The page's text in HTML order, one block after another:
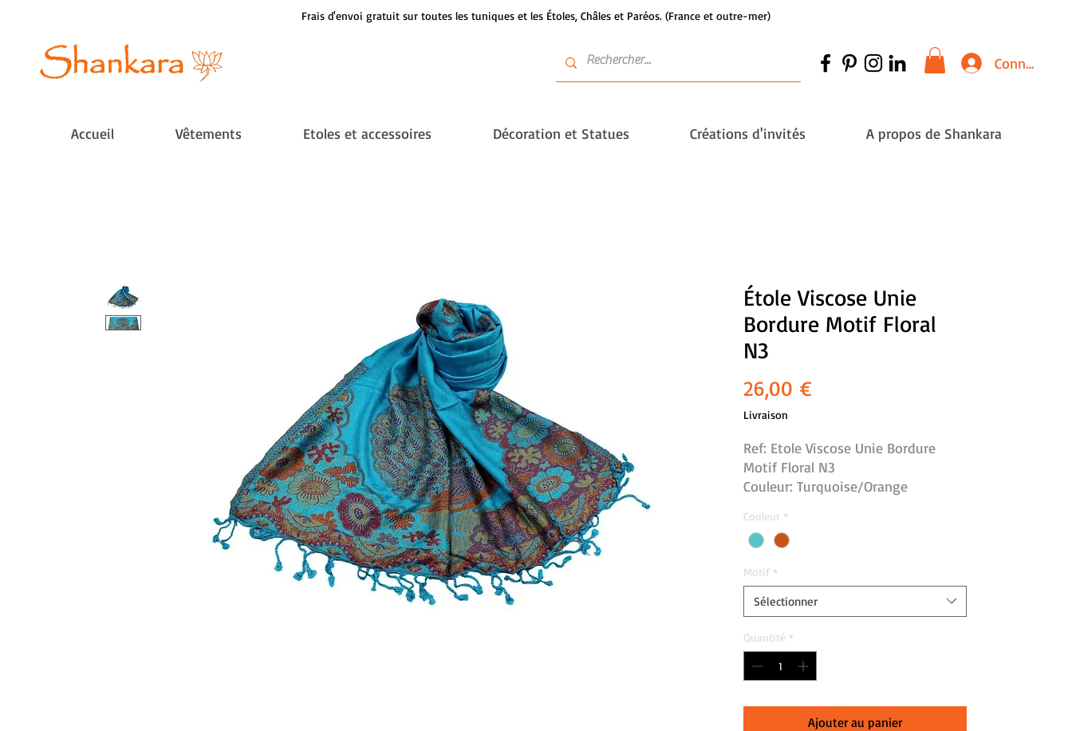
Frais d'envoi gratuit sur toutes les tuniques et les Étoles, Châles et Paréos. (France et outre-mer)
Connexion
Accueil Vêtements Etoles et accessoires Décoration et Statues Créations d'invités A propos de Shankara
Étole Viscose Unie
Bordure Motif Floral
N3
26,00 €
Livraison
Ref: Etole Viscose Unie Bordure
Motif Floral N3
Couleur: Turquoise/Orange
100% Viscose
Finitions franges tressées
Fabrication artisanale Inde
Couleur *
Motif *
Sélectionner
Quantité *
Ajouter au panier